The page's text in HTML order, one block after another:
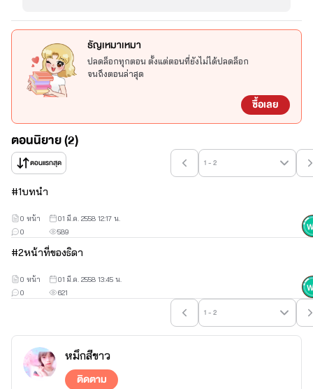
ธิดา เป็นชื่อที่ใครๆก็เรียกเธอกัน เธอเป็นคนหลายบุคลิก เดาอารมอยาก
และมีสิ่งหนึ่งที่ยังมีในตัวเธออยู่คือ ความอ่อนแอ่
เจ้าชายฟาวเตอร์  เขาคนนี้ก็เป็นคนเข้าใจอยากเช่นกัน และมีอย่างหนึ่งที่
ชอบเก๊ก ปากแข็ง และแอบหื่น
ธัญเหมาเหมา
ปลดล็อกทุกตอน ตั้งแต่ตอนที่ยังไม่ได้ปลดล็อก
จนถึงตอนล่าสุด
ซื้อเลย
ตอนนิยาย (2)
ตอนแรกสุด 1 - 2
#1บทนำ
589
0
0 หน้า 01 มี.ค. 2558 12:17 น.
#2หน้าที่ของธิดา
621
0
0 หน้า 01 มี.ค. 2558 13:45 น.
1 - 2
หมึกสีขาว
ติดตาม